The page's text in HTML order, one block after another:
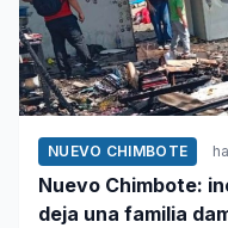
NUEVO CHIMBOTE
Nuevo Chimbote:
deja una familia